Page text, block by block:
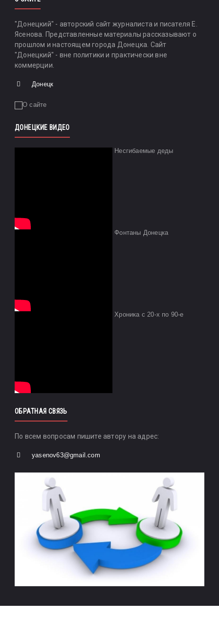
"Донецкий" - авторский сайт журналиста и писателя Е.
Ясенова. Представленные материалы рассказывают о
прошлом и настоящем города Донецка. Сайт
"Донецкий" - вне политики и практически вне
коммерции.
Донецк
ДОНЕЦКИЕ ВИДЕО
Несгибаемые деды
Фонтаны Донецка
Хроника с 20-х по 90-е
ОБРАТНАЯ СВЯЗЬ
По всем вопросам пишите автору на адрес:
yasenov63@gmail.com